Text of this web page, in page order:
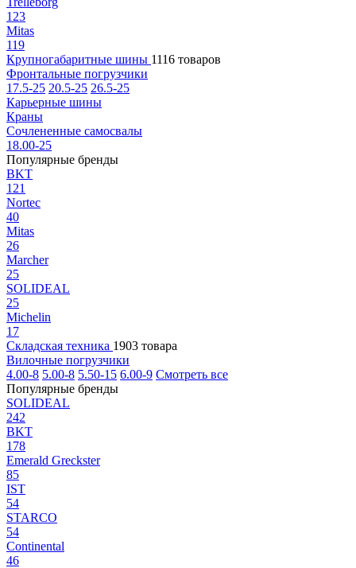
123
Mitas
119
Крупногабаритные шины 1116 товаров
Фронтальные погрузчики
17.5-25 20.5-25 26.5-25
Карьерные шины
Краны
Сочлененные самосвалы
18.00-25
Популярные бренды
BKT
121
Nortec
40
Mitas
26
Marcher
25
SOLIDEAL
25
Michelin
17
Складская техника 1903 товара
Вилочные погрузчики
4.00-8 5.00-8 5.50-15 6.00-9 Смотреть все
Популярные бренды
SOLIDEAL
242
BKT
178
Emerald Greckster
85
IST
54
STARCO
54
Continental
46